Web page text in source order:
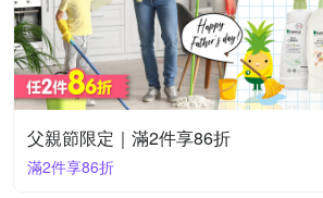
父親節限定｜滿2件享86折
滿2件享86折